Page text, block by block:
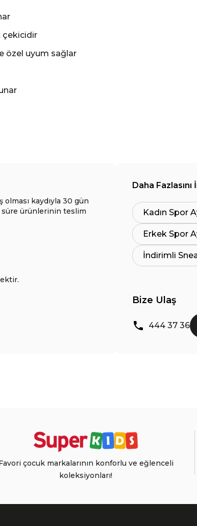
çekicidir
özel uyum sağlar
kaydıyla 30 gün
ürünlerinin teslim
Daha Fazlasını
Kadın Spor
Erkek Spor
İndirimli
Bize Ulaş
444 37 36
çocuk markalarının konforlu ve eğlenceli
koleksiyonları!